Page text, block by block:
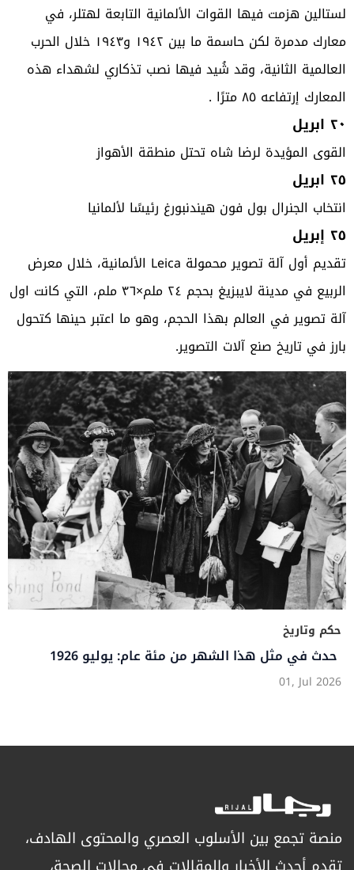
لستالين هزمت فيها القوات الألمانية التابعة لهتلر، في
معارك مدمرة لكن حاسمة ما بين ١٩٤٢ و١٩٤٣ خلال الحرب
العالمية الثانية، وقد شُيد فيها نصب تذكاري لشهداء هذه
المعارك إرتفاعه ٨٥ مترًا .
٢٠ ابريل
القوى المؤيدة لرضا شاه تحتل منطقة الأهواز
٢٥ ابريل
انتخاب الجنرال بول فون هيندنبورغ رئيسًا لألمانيا
٢٥ إبريل
تقديم أول آلة تصوير محمولة Leica الألمانية، خلال معرض
الربيع في مدينة لايبزيغ بحجم ٢٤ ملم×٣٦ ملم، التي كانت اول
آلة تصوير في العالم بهذا الحجم، وهو ما اعتبر حينها كتحول
بارز في تاريخ صنع آلات التصوير.
حكم وتاريخ
01, Jul 2026
منصة تجمع بين الأسلوب العصري والمحتوى الهادف،